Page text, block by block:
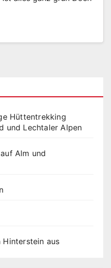
Hüttentrekking
und Lechtaler Alpen
Alm und
Hinterstein aus